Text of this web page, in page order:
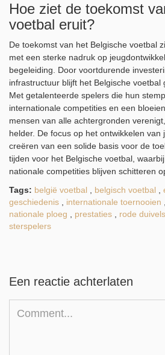
Hoe ziet de toekomst
voetbal eruit?
De toekomst van het Belgische voetbal
met een sterke nadruk op
begeleiding. Door voortdurende
infrastructuur blijft het Belgische voetbal
Met getalenteerde spelers die hun
internationale competities en een
mensen van alle achtergronden
helder. De focus op het ontwikkelen van
creëren van een solide basis voor de
tijden voor het Belgische voetbal,
nationale competities blijven schitteren
Tags: belgië voetbal belgisch voetbal
geschiedenis
internationale toernooien
nationale ploeg
prestaties rode duivels
sterspelers
Een reactie achterlaten